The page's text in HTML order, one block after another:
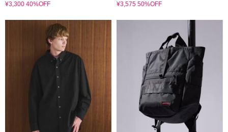
¥3,300 40%OFF
¥3,575 50%OFF